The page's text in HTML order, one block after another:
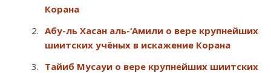
Корана
Абу-ль Хасан аль-‘Амили о вере крупнейших
шиитских учёных в искажение Корана
Тайиб Мусауи о вере крупнейших шиитских